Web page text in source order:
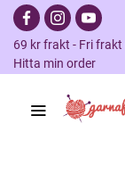
69 kr frakt - Fri
Hitta min order